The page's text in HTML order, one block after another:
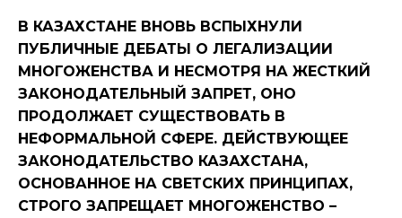
В КАЗАХСТАНЕ ВНОВЬ ВСПЫХНУЛИ
ПУБЛИЧНЫЕ ДЕБАТЫ О ЛЕГАЛИЗАЦИИ
МНОГОЖЕНСТВА И НЕСМОТРЯ НА ЖЕСТКИЙ
ЗАКОНОДАТЕЛЬНЫЙ ЗАПРЕТ, ОНО
ПРОДОЛЖАЕТ СУЩЕСТВОВАТЬ В
НЕФОРМАЛЬНОЙ СФЕРЕ. ДЕЙСТВУЮЩЕЕ
ЗАКОНОДАТЕЛЬСТВО КАЗАХСТАНА,
ОСНОВАННОЕ НА СВЕТСКИХ ПРИНЦИПАХ,
СТРОГО ЗАПРЕЩАЕТ МНОГОЖЕНСТВО –